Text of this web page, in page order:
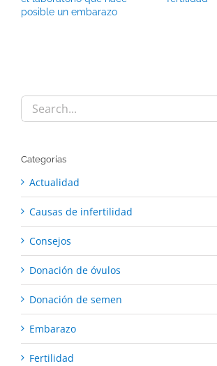
posible un embarazo
Search
for:
Categorías
Actualidad
Causas de infertilidad
Consejos
Donación de óvulos
Donación de semen
Embarazo
Fertilidad